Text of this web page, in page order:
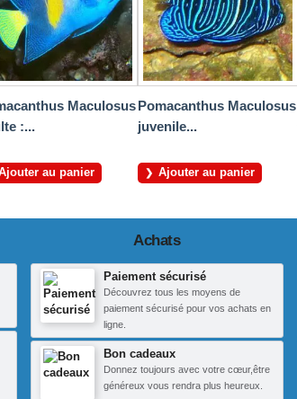
Maculosus
:...
au panier
Pomacanthus Maculosus
juvenile...
Ajouter au panier
Achats
Paiement sécurisé
Découvrez tous les moyens de
paiement sécurisé pour vos achats en
ligne.
Bon cadeaux
Donnez toujours avec votre cœur,être
généreux vous rendra plus heureux.